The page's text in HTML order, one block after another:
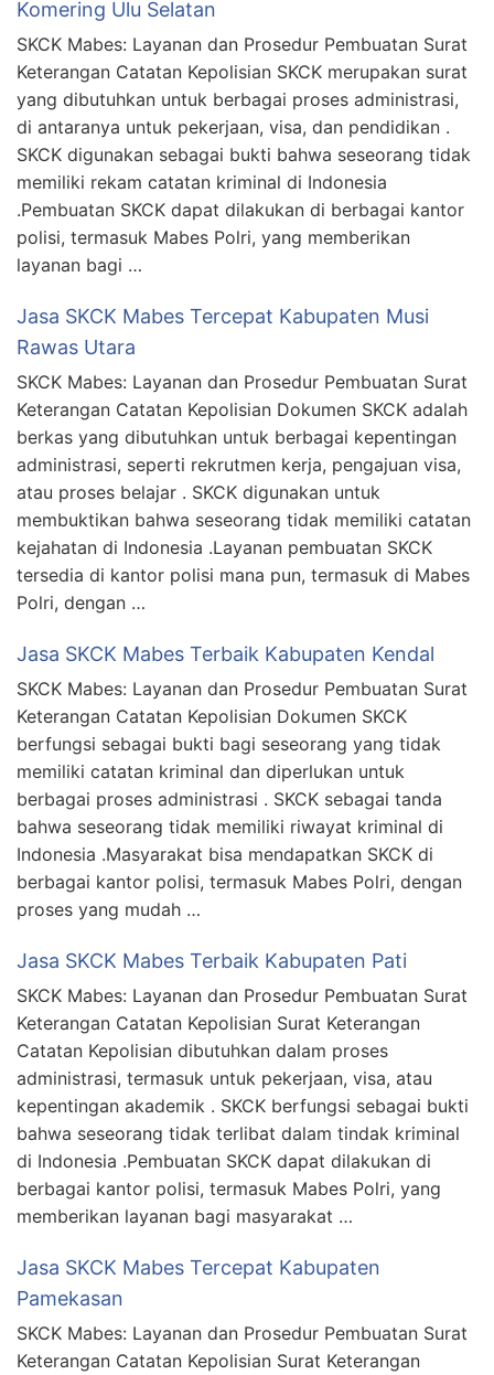
Komering Ulu Selatan
SKCK Mabes: Layanan dan Prosedur Pembuatan Surat
Keterangan Catatan Kepolisian SKCK merupakan surat
yang dibutuhkan untuk berbagai proses administrasi,
di antaranya untuk pekerjaan, visa, dan pendidikan .
SKCK digunakan sebagai bukti bahwa seseorang tidak
memiliki rekam catatan kriminal di Indonesia
.Pembuatan SKCK dapat dilakukan di berbagai kantor
polisi, termasuk Mabes Polri, yang memberikan
layanan bagi …
Jasa SKCK Mabes Tercepat Kabupaten Musi
Rawas Utara
SKCK Mabes: Layanan dan Prosedur Pembuatan Surat
Keterangan Catatan Kepolisian Dokumen SKCK adalah
berkas yang dibutuhkan untuk berbagai kepentingan
administrasi, seperti rekrutmen kerja, pengajuan visa,
atau proses belajar . SKCK digunakan untuk
membuktikan bahwa seseorang tidak memiliki catatan
kejahatan di Indonesia .Layanan pembuatan SKCK
tersedia di kantor polisi mana pun, termasuk di Mabes
Polri, dengan …
Jasa SKCK Mabes Terbaik Kabupaten Kendal
SKCK Mabes: Layanan dan Prosedur Pembuatan Surat
Keterangan Catatan Kepolisian Dokumen SKCK
berfungsi sebagai bukti bagi seseorang yang tidak
memiliki catatan kriminal dan diperlukan untuk
berbagai proses administrasi . SKCK sebagai tanda
bahwa seseorang tidak memiliki riwayat kriminal di
Indonesia .Masyarakat bisa mendapatkan SKCK di
berbagai kantor polisi, termasuk Mabes Polri, dengan
proses yang mudah …
Jasa SKCK Mabes Terbaik Kabupaten Pati
SKCK Mabes: Layanan dan Prosedur Pembuatan Surat
Keterangan Catatan Kepolisian Surat Keterangan
Catatan Kepolisian dibutuhkan dalam proses
administrasi, termasuk untuk pekerjaan, visa, atau
kepentingan akademik . SKCK berfungsi sebagai bukti
bahwa seseorang tidak terlibat dalam tindak kriminal
di Indonesia .Pembuatan SKCK dapat dilakukan di
berbagai kantor polisi, termasuk Mabes Polri, yang
memberikan layanan bagi masyarakat …
Jasa SKCK Mabes Tercepat Kabupaten
Pamekasan
SKCK Mabes: Layanan dan Prosedur Pembuatan Surat
Keterangan Catatan Kepolisian Surat Keterangan